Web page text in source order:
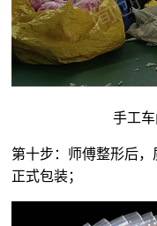
手工
第十步：师傅整形后
正式包装；